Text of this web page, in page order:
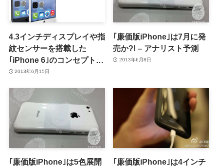
4.3インチディスプレイや指
紋センサーを搭載した
｢iPhone 6｣のコンセプトデ
ザイン
2013年6月15日
｢廉価版iPhone｣は7月に発
売か?! – アナリスト予測
2013年6月8日
｢廉価版iPhone｣は5色展開
｢廉価版iPhone｣は4インチ